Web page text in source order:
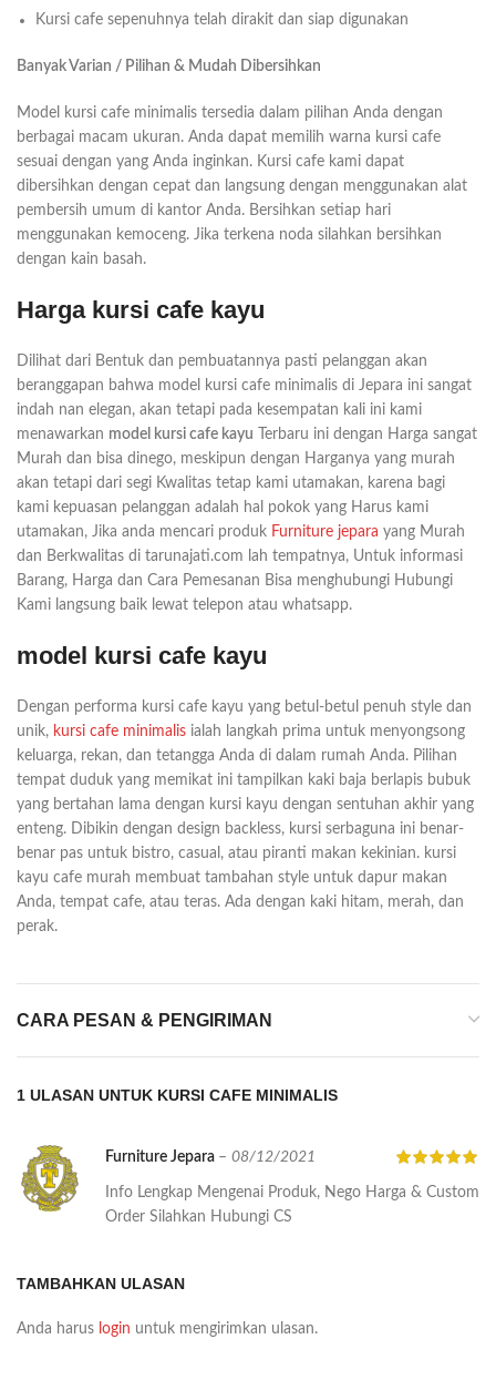
Kursi cafe sepenuhnya telah dirakit dan siap digunakan
Banyak Varian / Pilihan & Mudah Dibersihkan
Model kursi cafe minimalis tersedia dalam pilihan Anda dengan
berbagai macam ukuran. Anda dapat memilih warna kursi cafe
sesuai dengan yang Anda inginkan. Kursi cafe kami dapat
dibersihkan dengan cepat dan langsung dengan menggunakan alat
pembersih umum di kantor Anda. Bersihkan setiap hari
menggunakan kemoceng. Jika terkena noda silahkan bersihkan
dengan kain basah.
Harga kursi cafe kayu
Dilihat dari Bentuk dan pembuatannya pasti pelanggan akan
beranggapan bahwa model kursi cafe minimalis di Jepara ini sangat
indah nan elegan, akan tetapi pada kesempatan kali ini kami
menawarkan model kursi cafe kayu Terbaru ini dengan Harga sangat
Murah dan bisa dinego, meskipun dengan Harganya yang murah
akan tetapi dari segi Kwalitas tetap kami utamakan, karena bagi
kami kepuasan pelanggan adalah hal pokok yang Harus kami
utamakan, Jika anda mencari produk Furniture jepara yang Murah
dan Berkwalitas di tarunajati.com lah tempatnya, Untuk informasi
Barang, Harga dan Cara Pemesanan Bisa menghubungi Hubungi
Kami langsung baik lewat telepon atau whatsapp.
model kursi cafe kayu
Dengan performa kursi cafe kayu yang betul-betul penuh style dan
unik, kursi cafe minimalis ialah langkah prima untuk menyongsong
keluarga, rekan, dan tetangga Anda di dalam rumah Anda. Pilihan
tempat duduk yang memikat ini tampilkan kaki baja berlapis bubuk
yang bertahan lama dengan kursi kayu dengan sentuhan akhir yang
enteng. Dibikin dengan design backless, kursi serbaguna ini benar-
benar pas untuk bistro, casual, atau piranti makan kekinian. kursi
kayu cafe murah membuat tambahan style untuk dapur makan
Anda, tempat cafe, atau teras. Ada dengan kaki hitam, merah, dan
perak.
CARA PESAN & PENGIRIMAN
1 ULASAN UNTUK KURSI CAFE MINIMALIS
Furniture Jepara – 08/12/2021
Info Lengkap Mengenai Produk, Nego Harga & Custom
Order Silahkan Hubungi CS
TAMBAHKAN ULASAN
Anda harus login untuk mengirimkan ulasan.